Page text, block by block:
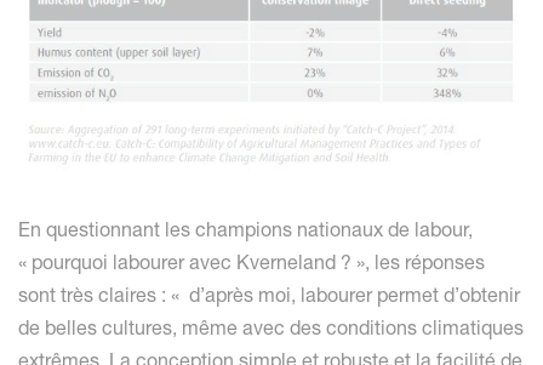
En questionnant les champions nationaux de labour,
« pourquoi labourer avec Kverneland ? », les réponses
sont très claires : « d’après moi, labourer permet d’obtenir
de belles cultures, même avec des conditions climatiques
extrêmes. La conception simple et robuste et la facilité de